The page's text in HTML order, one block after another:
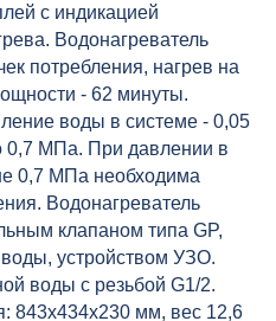
с индикацией
Водонагреватель
потребления, нагрев на
- 62 минуты.
воды в системе - 0,05
0,7 МПа. При давлении в
0,7 МПа необходима
Водонагреватель
клапаном типа GP,
устройством УЗО.
воды с резьбой G1/2.
843х434х230 мм, вес 12,6